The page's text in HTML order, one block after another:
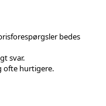
bedes
svar.
ofte hurtigere.